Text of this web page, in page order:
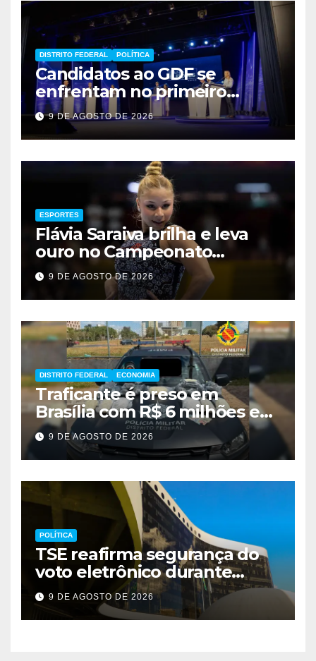
DISTRITO FEDERAL POLÍTICA
Candidatos ao GDF se
enfrentam no primeiro
debate de 2026
9 DE AGOSTO DE 2026
ESPORTES
Flávia Saraiva brilha e leva
ouro no Campeonato
Brasileiro de Ginástica
9 DE AGOSTO DE 2026
DISTRITO FEDERAL ECONOMIA
Traficante é preso em
Brasília com R$ 6 milhões em
metanfetamina
9 DE AGOSTO DE 2026
POLÍTICA
TSE reafirma segurança do
voto eletrônico durante
evento em Brasília
9 DE AGOSTO DE 2026